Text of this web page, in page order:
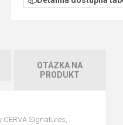
OTÁZKA NA
PRODUKT
CERVA Signatures,